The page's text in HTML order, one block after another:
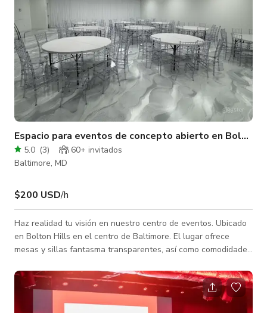
Espacio para eventos de concepto abierto en Bolton
5.0 (3)
60+ invitados
Baltimore, MD
$200 USD/h
Haz realidad tu visión en nuestro centro de eventos. Ubicado
en Bolton Hills en el centro de Baltimore. El lugar ofrece
mesas y sillas fantasma transparentes, así como comodidades
bar móvil y un hermoso patio y pasillo que pueden usarse de
varias maneras. También ofrecemos múltiples paquetes.